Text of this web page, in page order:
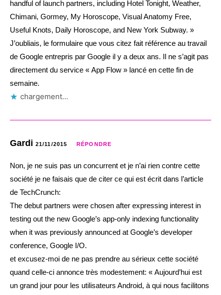
handful of launch partners, including Hotel Tonight, Weather,
Chimani, Gormey, My Horoscope, Visual Anatomy Free,
Useful Knots, Daily Horoscope, and New York Subway. »
J’oubliais, le formulaire que vous citez fait référence au travail
de Google entrepris par Google il y a deux ans. Il ne s’agit pas
directement du service « App Flow » lancé en cette fin de
semaine.
chargement…
Gardi 21/11/2015 RÉPONDRE
Non, je ne suis pas un concurrent et je n’ai rien contre cette
société je ne faisais que de citer ce qui est écrit dans l’article
de TechCrunch:
The debut partners were chosen after expressing interest in
testing out the new Google’s app-only indexing functionality
when it was previously announced at Google’s developer
conference, Google I/O.
et excusez-moi de ne pas prendre au sérieux cette société
quand celle-ci annonce très modestement: « Aujourd’hui est
un grand jour pour les utilisateurs Android, à qui nous facilitons